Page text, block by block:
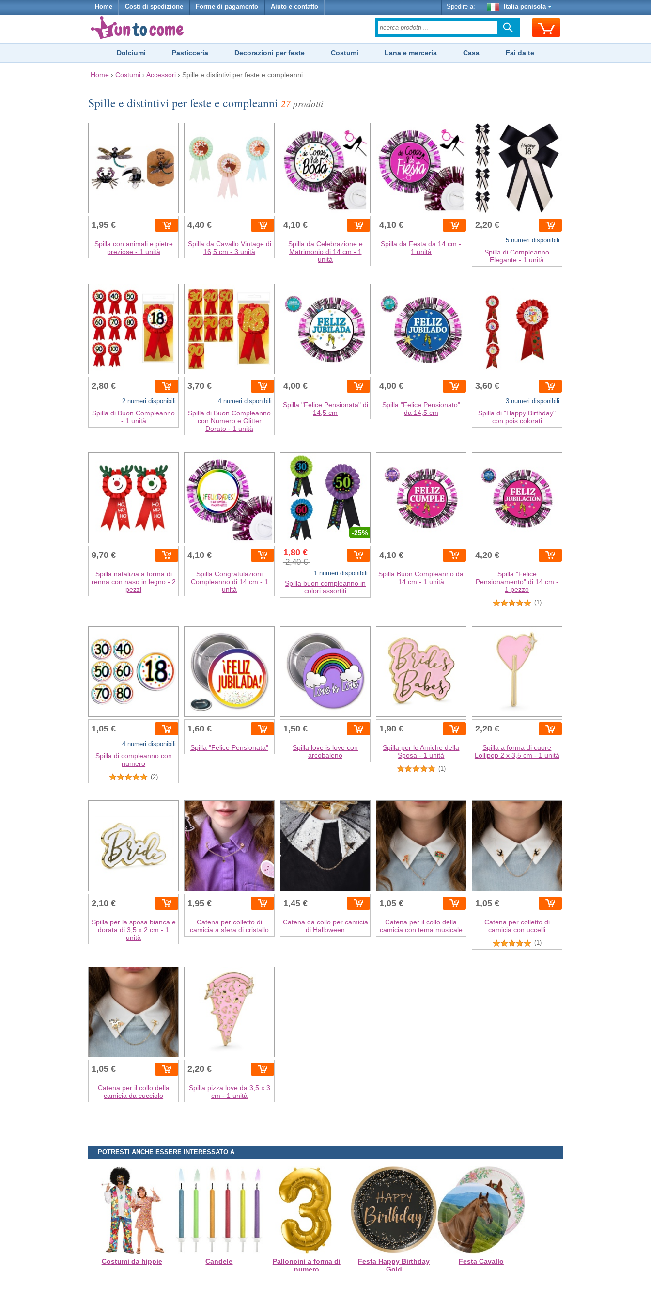
Home Costi di spedizione Forme di pagamento Aiuto e contatto Spedire a: Italia penisola
Dolciumi Pasticceria Decorazioni per feste Costumi Lana e merceria Casa Fai da te
Home › Costumi › Accessori › Spille e distintivi per feste e compleanni
Spille e distintivi per feste e compleanni 27 prodotti
1,95 €
Spilla con animali e pietre
preziose - 1 unità
4,40 €
Spilla da Cavallo Vintage di
16,5 cm - 3 unità
4,10 €
Spilla da Celebrazione e
Matrimonio di 14 cm - 1
unità
4,10 €
Spilla da Festa da 14 cm -
1 unità
2,20 €
5 numeri disponibili
Spilla di Compleanno
Elegante - 1 unità
2,80 €
2 numeri disponibili
Spilla di Buon Compleanno
- 1 unità
3,70 €
4 numeri disponibili
Spilla di Buon Compleanno
con Numero e Glitter
Dorato - 1 unità
4,00 €
Spilla "Felice Pensionata" di
14,5 cm
4,00 €
Spilla "Felice Pensionato"
da 14,5 cm
3,60 €
3 numeri disponibili
Spilla di "Happy Birthday"
con pois colorati
9,70 €
Spilla natalizia a forma di
renna con naso in legno - 2
pezzi
4,10 €
Spilla Congratulazioni
Compleanno di 14 cm - 1
unità
-25%
1,80 €
2,40 €
1 numeri disponibili
Spilla buon compleanno in
colori assortiti
4,10 €
Spilla Buon Compleanno da
14 cm - 1 unità
4,20 €
Spilla "Felice
Pensionamento" di 14 cm -
1 pezzo
(1)
1,05 €
4 numeri disponibili
Spilla di compleanno con
numero
(2)
1,60 €
Spilla "Felice Pensionata"
1,50 €
Spilla love is love con
arcobaleno
1,90 €
Spilla per le Amiche della
Sposa - 1 unità
(1)
2,20 €
Spilla a forma di cuore
Lollipop 2 x 3,5 cm - 1 unità
2,10 €
Spilla per la sposa bianca e
dorata di 3,5 x 2 cm - 1
unità
1,95 €
Catena per colletto di
camicia a sfera di cristallo
1,45 €
Catena da collo per camicia
di Halloween
1,05 €
Catena per il collo della
camicia con tema musicale
1,05 €
Catena per colletto di
camicia con uccelli
(1)
1,05 €
Catena per il collo della
camicia da cucciolo
2,20 €
Spilla pizza love da 3,5 x 3
cm - 1 unità
POTRESTI ANCHE ESSERE INTERESSATO A
Costumi da hippie Candele
Palloncini a forma di
numero
Festa Happy Birthday
Gold
Festa Cavallo